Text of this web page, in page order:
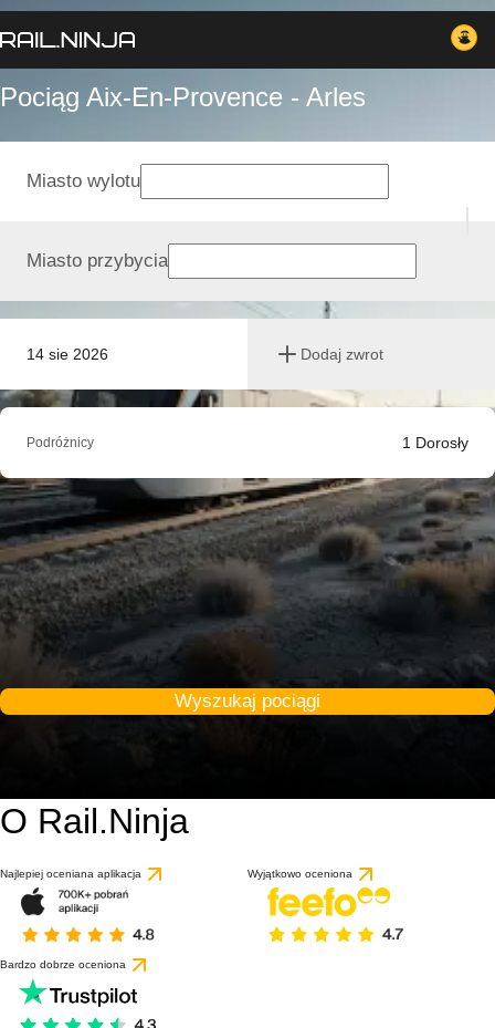
Pociąg Aix-En-Provence - Arles
14 sie 2026 Dodaj zwrot
Miasto wylotu
Miasto przybycia
Podróżnicy 1 Dorosły
Wyszukaj pociągi
O Rail.Ninja
Najlepiej oceniana aplikacja Wyjątkowo oceniona
Bardzo dobrze oceniona